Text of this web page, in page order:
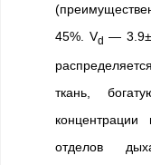
45%. Vd —
ткань,
отделов